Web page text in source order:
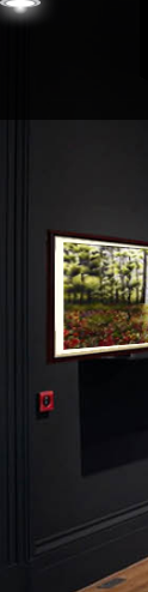
Skip to content